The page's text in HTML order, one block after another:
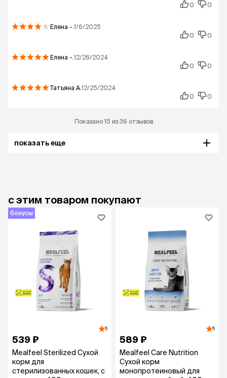
0
0
Елена -.1/6/2025
0
0
Елена -.12/26/2024
0
0
Татьяна А.12/25/2024
0
0
Показано 15 из 36 отзывов
показать еще
с этим товаром покупают
бонусы
5
539 ₽
Mealfeel Sterilized Сухой
корм для
стерилизованных кошек, с
5
589 ₽
Mealfeel Care Nutrition
Сухой корм
монопротеиновый для